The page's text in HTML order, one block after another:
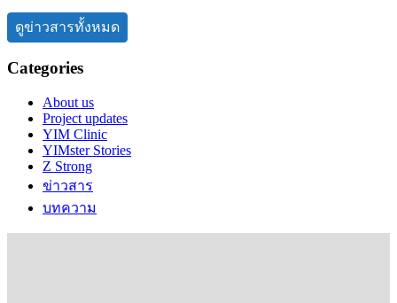
ดูข่าวสารทั้งหมด
Categories
About us
Project updates
YIM Clinic
YIMster Stories
Z Strong
ข่าวสาร
บทความ